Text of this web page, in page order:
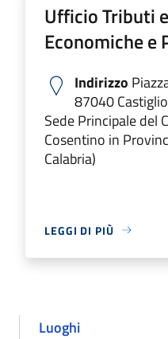
Ufficio Tributi
Economiche e
Indirizzo
87040
Sede Principale del
Cosentino in
Calabria)
LEGGI DI PIÙ
Luoghi